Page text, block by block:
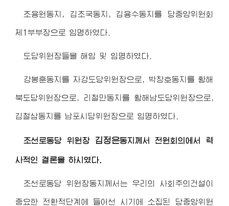
조용원동지, 김조국동지, 김용수동지를 당중앙위원회
제1부부장으로 임명하였다.
도당위원장들을 해임 및 임명하였다.
강봉훈동지를 자강도당위원장으로, 박창호동지를 황해
북도당위원장으로, 리철만동지를 황해남도당위원장으로,
김철삼동지를 남포시당위원장으로 임명하였다.
조선로동당 위원장 김정은동지 께서 전원회의에서 력
사적인 결론을 하시였다.
조선로동당 위원장동지 께서는 우리의 사회주의건설이
중요한 전환적단계에 들어선 시기에 소집된 당중앙위원